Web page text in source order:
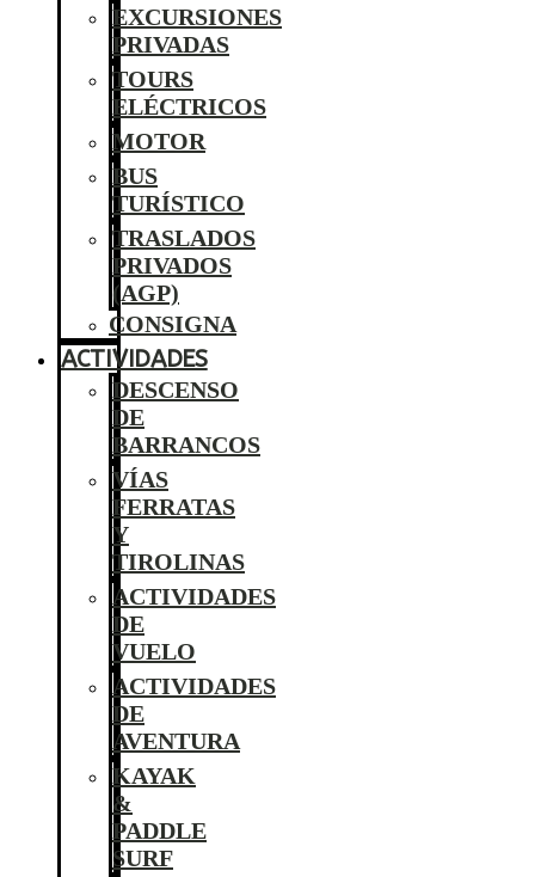
EXCURSIONES
PRIVADAS
TOURS
ELÉCTRICOS
MOTOR
BUS
TURÍSTICO
TRASLADOS
PRIVADOS
(AGP)
CONSIGNA
ACTIVIDADES
DESCENSO
DE
BARRANCOS
VÍAS
FERRATAS
Y
TIROLINAS
ACTIVIDADES
DE
VUELO
ACTIVIDADES
DE
AVENTURA
KAYAK
&
PADDLE
SURF